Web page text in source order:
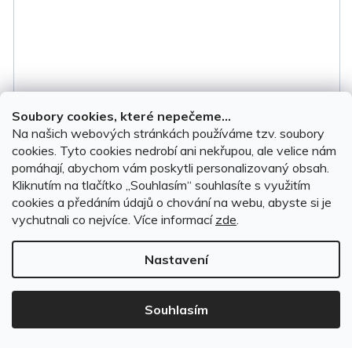
Soubory cookies, které nepečeme...
Na našich webových stránkách používáme tzv. soubory
cookies. Tyto cookies nedrobí ani nekřupou, ale velice nám
pomáhají, abychom vám poskytli personalizovaný obsah.
Kliknutím na tlačítko ,,Souhlasím“ souhlasíte s využitím
cookies a předáním údajů o chování na webu, abyste si je
vychutnali co nejvíce. Více informací zde.
Nastavení
Souhlasím
Gumové autokoberce VW Tiguan Allspace 2018-
2024
1 099 Kč